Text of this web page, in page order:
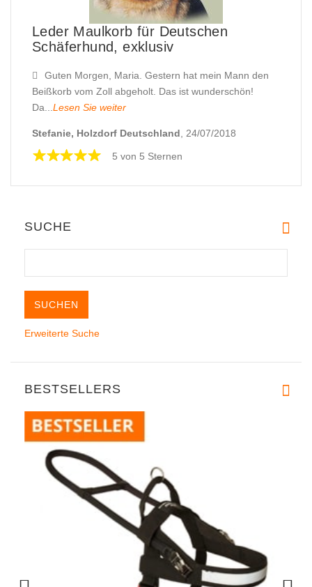
Leder Maulkorb für Deutschen
Schäferhund, exklusiv
Guten Morgen, Maria. Gestern hat mein Mann den
Beißkorb vom Zoll abgeholt. Das ist wunderschön!
Da...Lesen Sie weiter
Stefanie, Holzdorf Deutschland , 24/07/2018
5 von 5 Sternen
SUCHE
Erweiterte Suche
BESTSELLERS